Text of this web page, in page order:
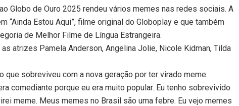
Globo de Ouro 2025 rendeu vários memes nas redes sociais. A
“Ainda Estou Aqui”, filme original do Globoplay e que também
de Melhor Filme de Língua Estrangeira.
atrizes Pamela Anderson, Angelina Jolie, Nicole Kidman, Tilda
que sobreviveu com a nova geração por ter virado meme:
comediante porque eu era muito popular. Eu tenho sobrevivido
meme. Meus memes no Brasil são uma febre. Eu vejo memes